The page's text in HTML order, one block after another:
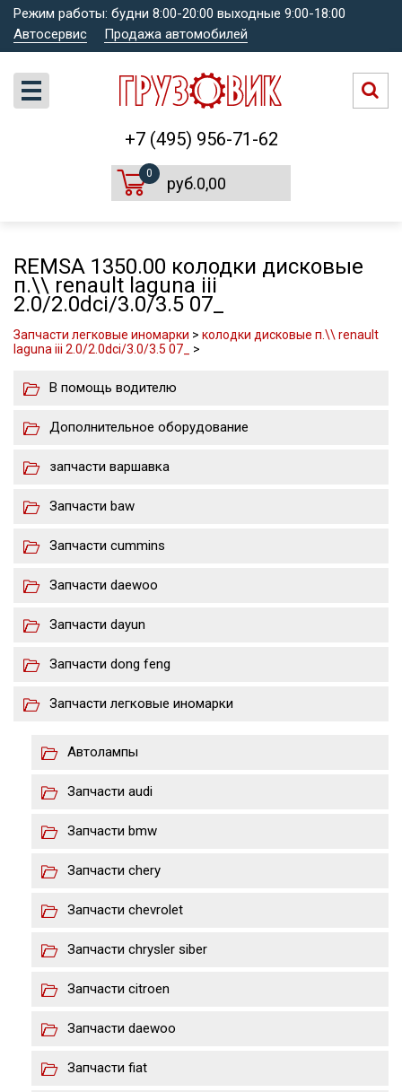
Режим работы: будни 8:00-20:00 выходные 9:00-18:00
Автосервис
Продажа автомобилей
+7 (495) 956-71-62
0
руб.0,00
REMSA 1350.00 колодки дисковые
п.\\ renault laguna iii
2.0/2.0dci/3.0/3.5 07_
Запчасти легковые иномарки > колодки дисковые п.\\ renault
laguna iii 2.0/2.0dci/3.0/3.5 07_
>
В помощь водителю
Дополнительное оборудование
запчасти варшавка
Запчасти baw
Запчасти cummins
Запчасти daewoo
Запчасти dayun
Запчасти dong feng
Запчасти легковые иномарки
Автолампы
Запчасти audi
Запчасти bmw
Запчасти chery
Запчасти chevrolet
Запчасти chrysler siber
Запчасти citroen
Запчасти daewoo
Запчасти fiat